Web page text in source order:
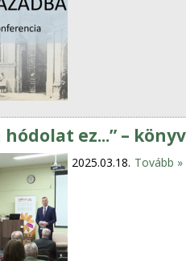
hódolat ez...” –
2025.03.18. Tovább »